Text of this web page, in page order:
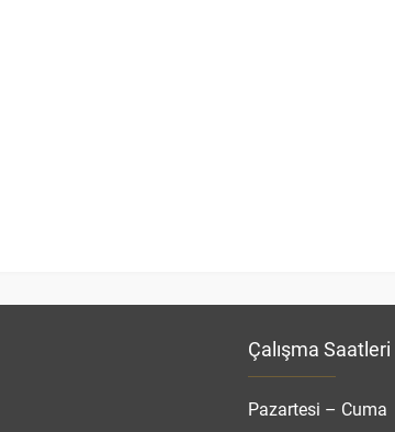
Çalışma Saatleri
Pazartesi – Cuma